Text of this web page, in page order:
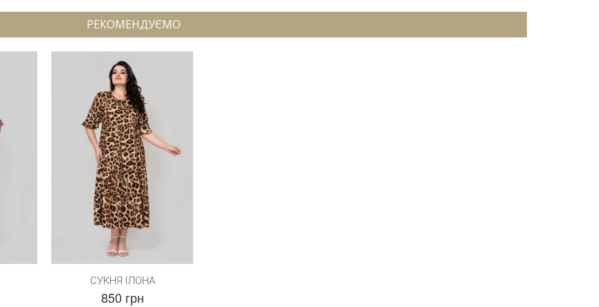
РЕКОМЕНДУЄМО
СУКНЯ ІЛОНА
850 грн